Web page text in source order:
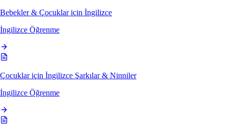
Bebekler & Çocuklar için İngilizce
İngilizce Öğrenme
Çocuklar için İngilizce Şarkılar & Ninniler
İngilizce Öğrenme